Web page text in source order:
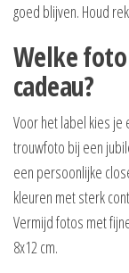
goed blijven. Houd
Welke
cadeau?
Voor het label kies
trouwfoto bij een
een persoonlijke
kleuren met sterk
Vermijd fotos met
8x12 cm.